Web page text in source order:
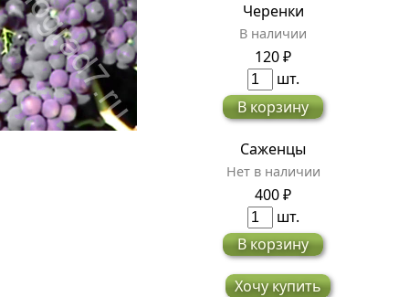
Черенки
В наличии
120 ₽
шт.
В корзину
Саженцы
Нет в наличии
400 ₽
шт.
В корзину
Хочу купить